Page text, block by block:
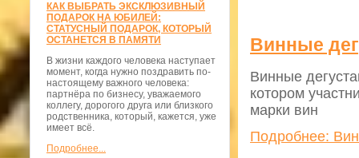
КАК ВЫБРАТЬ ЭКСКЛЮЗИВНЫЙ
ПОДАРОК НА ЮБИЛЕЙ:
СТАТУСНЫЙ ПОДАРОК, КОТОРЫЙ
ОСТАНЕТСЯ В ПАМЯТИ
В жизни каждого человека наступает
момент, когда нужно поздравить по-
настоящему важного человека:
партнёра по бизнесу, уважаемого
коллегу, дорогого друга или близкого
родственника, который, кажется, уже
имеет всё.
Подробнее...
Винные
Винные
котором
марки вин
Подробнее: